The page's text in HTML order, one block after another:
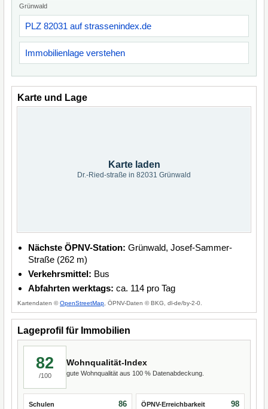
Grünwald
PLZ 82031 auf strassenindex.de
Immobilienlage verstehen
Karte und Lage
Karte laden
Dr.-Ried-straße in 82031 Grünwald
Nächste ÖPNV-Station: Grünwald, Josef-Sammer-
Straße (262 m)
Verkehrsmittel: Bus
Abfahrten werktags: ca. 114 pro Tag
Kartendaten ©OpenStreetMap , ÖPNV-Daten © BKG, dl-de/by-2-0.
Lageprofil für Immobilien
82
/100
Wohnqualität-Index
gute Wohnqualität aus 100 % Datenabdeckung.
Schulen 86 ÖPNV-Erreichbarkeit 98